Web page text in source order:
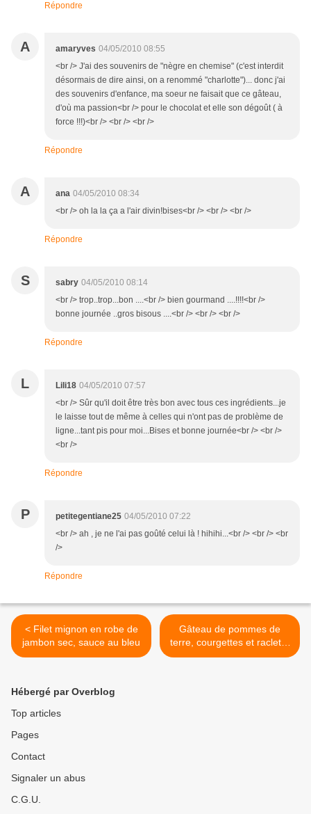
Répondre
A amaryves 04/05/2010 08:55
<br /> J'ai des souvenirs de "nègre en chemise" (c'est interdit
désormais de dire ainsi, on a renommé "charlotte")... donc j'ai
des souvenirs d'enfance, ma soeur ne faisait que ce gâteau,
d'où ma passion<br /> pour le chocolat et elle son dégoût ( à
force !!!)<br /> <br /> <br />
Répondre
A ana 04/05/2010 08:34
<br /> oh la la ça a l'air divin!bises<br /> <br /> <br />
Répondre
S sabry 04/05/2010 08:14
<br /> trop..trop...bon ....<br /> bien gourmand ....!!!!<br />
bonne journée ..gros bisous ....<br /> <br /> <br />
Répondre
L Lili18 04/05/2010 07:57
<br /> Sûr qu'il doit être très bon avec tous ces ingrédients...je
le laisse tout de même à celles qui n'ont pas de problème de
ligne...tant pis pour moi...Bises et bonne journée<br /> <br />
<br />
Répondre
P petitegentiane25 04/05/2010 07:22
<br /> ah , je ne l'ai pas goûté celui là ! hihihi...<br /> <br /> <br
/>
Répondre
< Filet mignon en robe de
jambon sec, sauce au bleu
Gâteau de pommes de
terre, courgettes et raclette
>
Hébergé par Overblog
Top articles
Pages
Contact
Signaler un abus
C.G.U.